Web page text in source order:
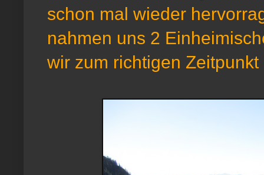
schon mal wieder
nahmen uns 2
wir zum richtigen